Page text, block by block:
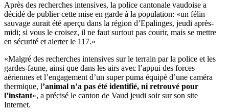
Après des recherches intensives, la police cantonale vaudoise a
décidé de publier cette mise en garde à la population: «un félin
sauvage aurait été aperçu dans la région d’Epalinges, jeudi après-
midi; si vous le croisez, il ne faut surtout pas courir, mais se mettre
en sécurité et alerter le 117.»
«Malgré des recherches intensives sur le terrain par la police et les
gardes-faune, ainsi que dans les airs avec l’appui des forces
aériennes et l’engagement d’un super puma équipé d’une caméra
thermique, l’animal n’a pas été identifié, ni retrouvé pour
l’instant», a précisé le canton de Vaud jeudi soir sur son site
Internet.